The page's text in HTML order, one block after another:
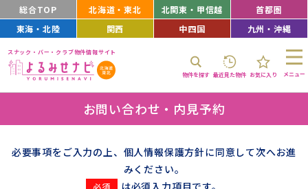
総合TOP 北海道・東北 北関東・甲信越
首都圏
東海・北陸
関西 中四国 九州・沖縄
スナック・バー・クラブ物件情報サイト
物件を探す 最近見た物件 お気に入り メニュー
お問い合わせ・内見予約
必要事項をご入力の上、個人情報保護方針に同意して次へお進
みください。
は必須入力項目です。